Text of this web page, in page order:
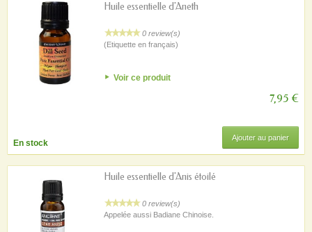
Huile essentielle d'Aneth
0 review(s)
(Etiquette en français)
Voir ce produit
7,95 €
En stock
Ajouter au panier
Huile essentielle d'Anis étoilé
0 review(s)
Appelée aussi Badiane Chinoise.